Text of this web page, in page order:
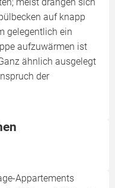
auf knapp
gelegentlich ein
aufzuwärmen ist
ähnlich ausgelegt
der
Appartements